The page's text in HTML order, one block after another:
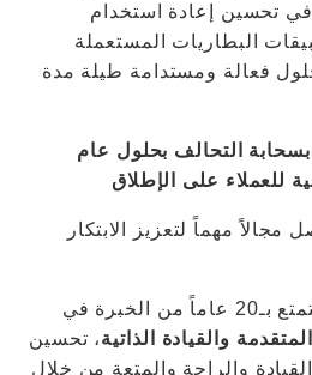
في تحسين إعادة استخدام
البطاريات المستعملة
فعالة ومستدامة طيلة مدة
بسحابة التحالف بحلول عام
مجالاً مهماً لتعزيز الابتكار
في
والقيادة الذاتية، تحسين
والراحة والمتعة من خلال